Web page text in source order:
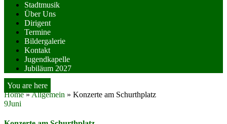
Stadtmusik
Über Uns
Dirigent
Termine
Bildergalerie
Kontakt
Jugendkapelle
Jubiläum 2027
You are here
Home»Allgemein » Konzerte am Schurthplatz
9Juni